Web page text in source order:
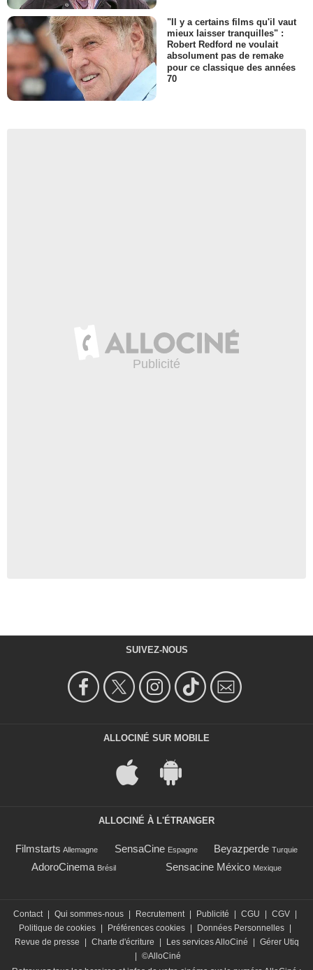
"Il y a certains films qu'il vaut
mieux laisser tranquilles" :
Robert Redford ne voulait
absolument pas de remake
pour ce classique des années
70
SUIVEZ-NOUS
ALLOCINÉ SUR MOBILE
ALLOCINÉ À L'ÉTRANGER
Filmstarts Allemagne SensaCine Espagne Beyazperde Turquie
AdoroCinema Brésil Sensacine México Mexique
Contact | Qui sommes-nous | Recrutement | Publicité | CGU | CGV |
Politique de cookies | Préférences cookies | Données Personnelles |
Revue de presse
| Charte d'écriture | Les services AlloCiné | Gérer Utiq
| ©AlloCiné